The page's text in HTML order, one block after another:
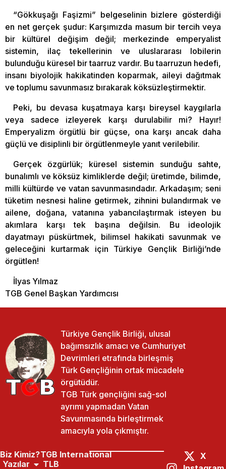
“Gökkuşağı Faşizmi” belgeselinin bizlere gösterdiği
en net gerçek şudur: Karşımızda masum bir tercih veya
bir kültürel değişim değil; merkezinde emperyalist
sistemin, ilaç tekellerinin ve uluslararası lobilerin
bulunduğu küresel bir taarruz vardır. Bu taarruzun hedefi,
insanı biyolojik hakikatinden koparmak, aileyi dağıtmak
ve toplumu savunmasız bırakarak köksüzleştirmektir.
Peki, bu devasa kuşatmaya karşı bireysel kaygılarla
veya sadece izleyerek karşı durulabilir mi? Hayır!
Emperyalizm örgütlü bir güçse, ona karşı ancak daha
güçlü ve disiplinli bir örgütlenmeyle yanıt verilebilir.
Gerçek özgürlük; küresel sistemin sunduğu sahte,
bunalımlı ve köksüz kimliklerde değil; üretimde, bilimde,
milli kültürde ve vatan savunmasındadır. Arkadaşım; seni
tüketim nesnesi haline getirmek, zihnini bulandırmak ve
ailene, doğana, vatanına yabancılaştırmak isteyen bu
akımlara karşı tek başına değilsin. Bu ideolojik
dayatmayı püskürtmek, bilimsel hakikati savunmak ve
geleceğini kurtarmak için Türkiye Gençlik Birliği’nde
örgütlen!
İlyas Yılmaz
TGB Genel Başkan Yardımcısı
Türkiye Gençlik Birliği, ulusal
bağımsızlık amacı ve Cumhuriyet
Devrimleri etrafında birleşmiş
Türk Gençliğinin ortak mücadele
örgütüdür.
TGB Türk gençliğini sağ-sol
ayrımı yapmadan Vatan
Savunmasında birleştirmek
amacıyla yola çıkmıştır.
Biz Kimiz?
Yazılar
TGB International
TLB
X